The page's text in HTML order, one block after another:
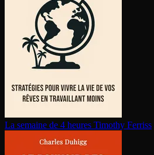
La semaine de 4 heures Timothy Ferriss